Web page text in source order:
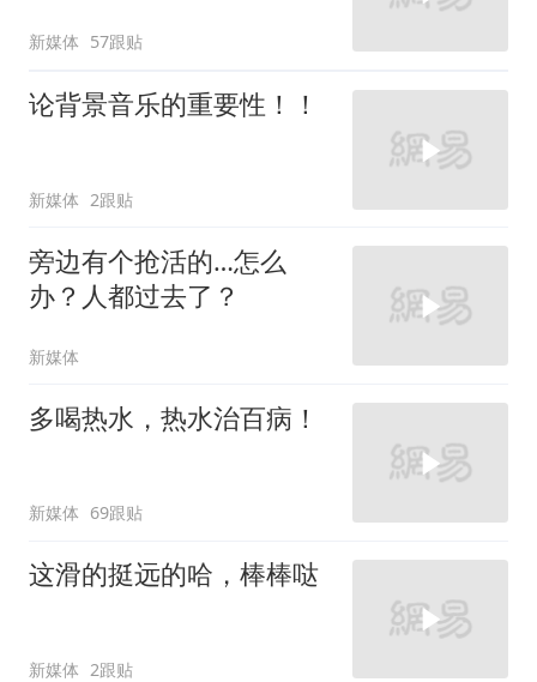
新媒体 57跟贴
论背景音乐的重要性！！
新媒体 2跟贴
旁边有个抢活的…怎么
办？人都过去了？
新媒体
多喝热水，热水治百病！
新媒体 69跟贴
这滑的挺远的哈，棒棒哒
新媒体 2跟贴